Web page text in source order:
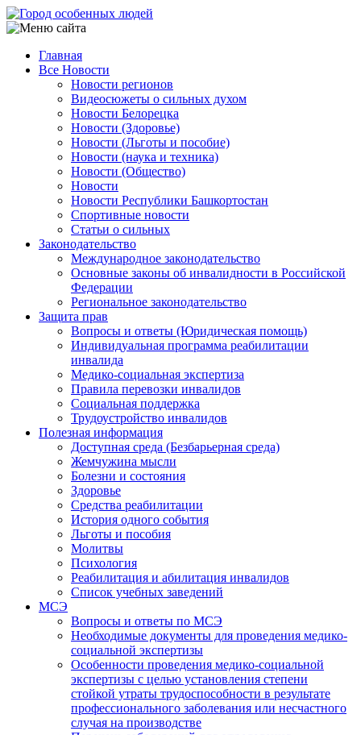
Перейти
к
содержанию
Main
navigation
Главная
Все Новости
Новости регионов
Видеосюжеты о сильных духом
Новости Белорецка
Новости (Здоровье)
Новости (Льготы и пособие)
Новости (наука и техника)
Новости (Общество)
Новости
Новости Республики Башкортостан
Спортивные новости
Статьи о сильных
Законодательство
Международное законодательство
Основные законы об инвалидности в Российской
Федерации
Региональное законодательство
Защита прав
Вопросы и ответы (Юридическая помощь)
Индивидуальная программа реабилитации
инвалида
Медико-социальная экспертиза
Правила перевозки инвалидов
Социальная поддержка
Трудоустройство инвалидов
Полезная информация
Доступная среда (Безбарьерная среда)
Жемчужина мысли
Болезни и состояния
Здоровье
Средства реабилитации
История одного события
Льготы и пособия
Молитвы
Психология
Реабилитация и абилитация инвалидов
Список учебных заведений
МСЭ
Вопросы и ответы по МСЭ
Необходимые документы для проведения медико-
социальной экспертизы
Особенности проведения медико-социальной
экспертизы с целью установления степени
стойкой утраты трудоспособности в результате
профессионального заболевания или несчастного
случая на производстве